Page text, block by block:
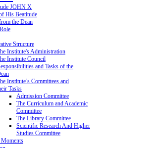
JOHN X
His Beatitude
the Dean
Structure
Institute's Administration
Institute Council
and Tasks of the
Institute’s Committees and
Tasks
Admission Committee
The Curriculum and Academic
Committee
The Library Committee
Scientific Research And Higher
Studies Committee